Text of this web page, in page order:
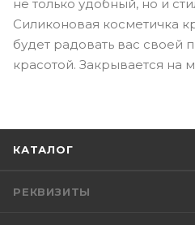
не только удобный, но и
Силиконовая косметичка
будет радовать вас своей
красотой. Закрывается на
КАТАЛОГ
РЕКВИЗИТЫ